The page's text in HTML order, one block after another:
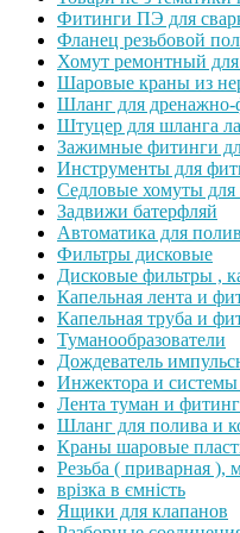
Фитинги ПЭ для
Фланец резьбовой
Хомут ремонтный
Шаровые краны из
Шланг для дренажно-
Штуцер для шланга
Зажимные фитинги
Инструменты для
Седловые хомуты для
Задвижи батерфляй
Автоматика для
Фильтры дисковые
Дисковые фильтры ,
Капельная лента и
Капельная труба и
Туманообразователи
Дождеватель
Инжектора и системы
Лента туман и
Шланг для полива и
Краны шаровые
Резьба ( приварная ),
врізка в ємність
Ящики для клапанов